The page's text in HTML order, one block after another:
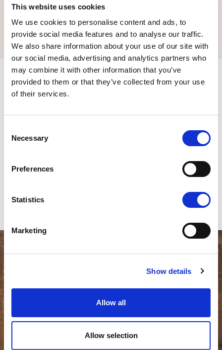
This website uses cookies
We use cookies to personalise content and ads, to
provide social media features and to analyse our traffic.
We also share information about your use of our site with
our social media, advertising and analytics partners who
may combine it with other information that you’ve
provided to them or that they’ve collected from your use
of their services.
Selection
Necessary
Preferences
Statistics
Marketing
Show details
Allow all
Allow selection
ACQUISTA
VINO ROSSO
esposto a mezzogiorno, in un microclima favorevole,
origina un vino di colore rosso rubino, leggermente
richiamano la frutta rossa di bosco, come la marasca
e le more, arricchito da un lieve speziato.